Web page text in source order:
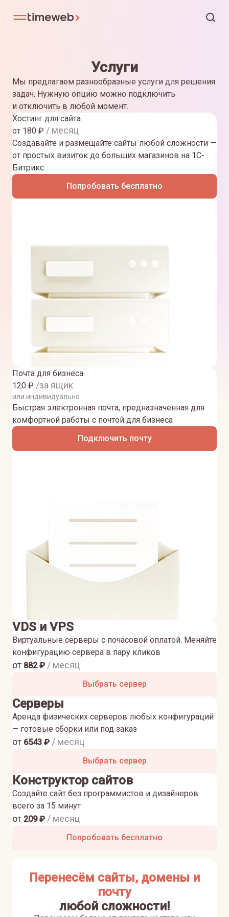
Услуги
Мы предлагаем разнообразные услуги для решения
задач. Нужную опцию можно подключить
и отключить в любой момент.
Хостинг для сайта
от 180 ₽ / месяц
Создавайте и размещайте сайты любой сложности —
от простых визиток до больших магазинов на 1С-
Битрикс
Попробовать бесплатно
Почта для бизнеса
120 ₽ /за ящик
или индивидуально
Быстрая электронная почта, предназначенная для
комфортной работы с почтой для бизнеса
Подключить почту
VDS и VPS
Виртуальные серверы с почасовой оплатой. Меняйте
конфигурацию сервера в пару кликов
от 882₽ / месяц
Выбрать сервер
Серверы
Аренда физических серверов любых конфигураций
— готовые сборки или под заказ
от 6543 ₽ / месяц
Выбрать сервер
Конструктор сайтов
Создайте сайт без программистов и дизайнеров
всего за 15 минут
от 209₽ / месяц
Попробовать бесплатно
Перенесём сайты, домены и
почту
любой сложности!